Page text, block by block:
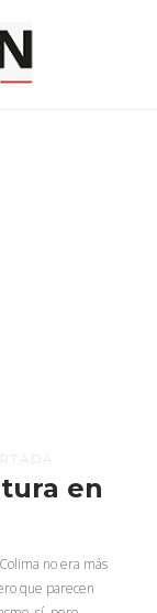
en
no era más
que parecen